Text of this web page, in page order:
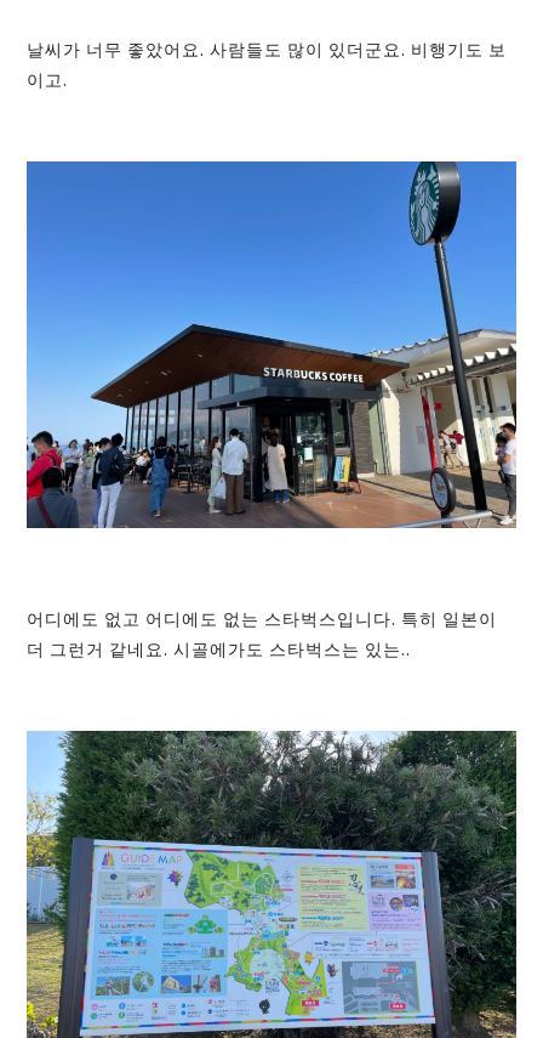
날씨가 너무 좋았어요. 사람들도 많이 있더군요. 비행기도 보
이고.
어디에도 없고 어디에도 없는 스타벅스입니다. 특히 일본이
더 그런거 같네요. 시골에가도 스타벅스는 있는..